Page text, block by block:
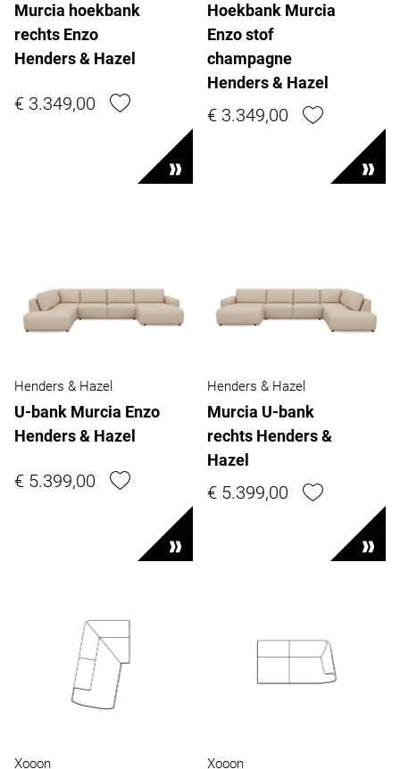
Murcia hoekbank
rechts Enzo
Henders & Hazel
€ 3.349,00
Hoekbank Murcia
Enzo stof
champagne
Henders & Hazel
€ 3.349,00
Henders & Hazel
U-bank Murcia Enzo
Henders & Hazel
€ 5.399,00
Henders & Hazel
Murcia U-bank
rechts Henders &
Hazel
€ 5.399,00
Xooon Xooon